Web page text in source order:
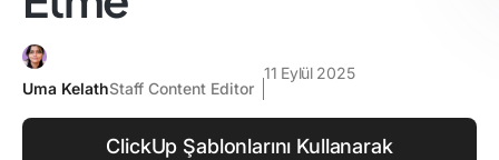
Uma KelathStaff Content Editor
11 Eylül 2025
ClickUp Şablonlarını Kullanarak